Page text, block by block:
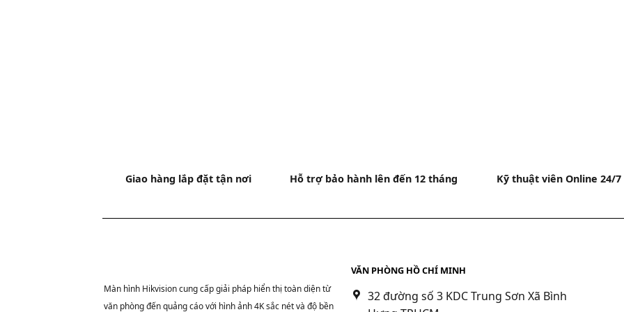
Giao hàng lắp đặt tận nơi Hỗ trợ bảo hành lên đến 12 tháng Kỹ thuật viên Online 24/7
Màn hình Hikvision cung cấp giải pháp hiển thị toàn diện từ
văn phòng đến quảng cáo với hình ảnh 4K sắc nét và độ bền
VĂN PHÒNG HỒ CHÍ MINH
32 đường số 3 KDC Trung Sơn Xã Bình